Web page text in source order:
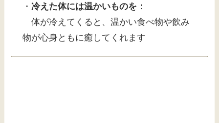
・ 冷えた体には温かいものを：
体が冷えてくると、温かい食べ物や飲み
物が心身ともに癒してくれます